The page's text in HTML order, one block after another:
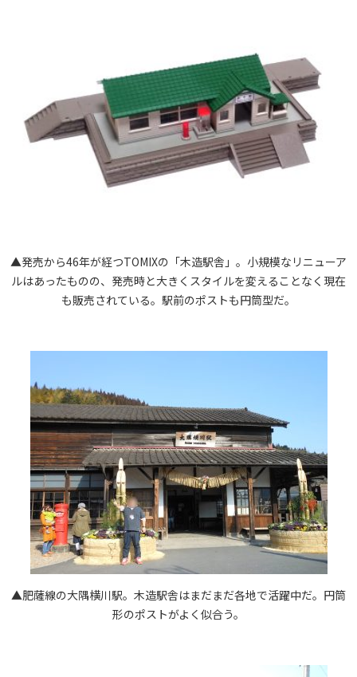
▲発売から46年が経つTOMIXの「木造駅舎」。小規模なリニューア
ルはあったものの、発売時と大きくスタイルを変えることなく現在
も販売されている。駅前のポストも円筒型だ。
▲肥薩線の大隅横川駅。木造駅舎はまだまだ各地で活躍中だ。円筒
形のポストがよく似合う。